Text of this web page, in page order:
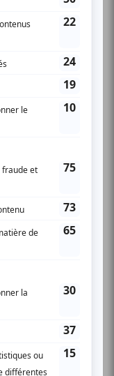
fantaisie. Ce que
de l’enfance
permet de
ma conquête du
comme disait
car c’est la seule
de mes toiles
avec une
mes sentiments.
loisirs et mes
d’approfondir
par
dans mon
et la
la toile me
du
ma toile,
et le choix